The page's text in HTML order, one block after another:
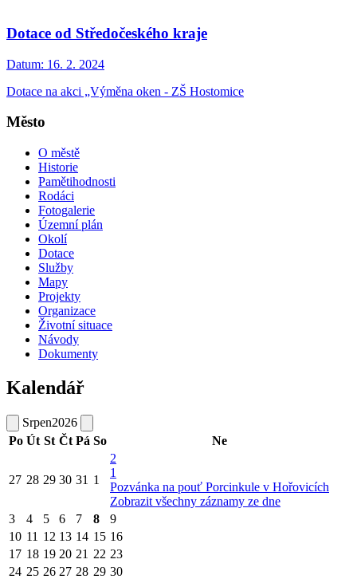
Dotace od Středočeského kraje
Datum: 16. 2. 2024
Dotace na akci „Výměna oken - ZŠ Hostomice
Město
O městě
Historie
Pamětihodnosti
Rodáci
Fotogalerie
Územní plán
Okolí
Dotace
Služby
Mapy
Projekty
Organizace
Životní situace
Návody
Dokumenty
Kalendář
Srpen2026
Po Út St Čt Pá So Ne
27 28 29 30 31 1
2
1
Pozvánka na pouť Porcinkule v Hořovicích
Zobrazit všechny záznamy ze dne
3
4 5 6 7 8
9
10 11 12 13 14 15 16
17 18 19 20 21 22 23
24 25 26 27 28 29 30